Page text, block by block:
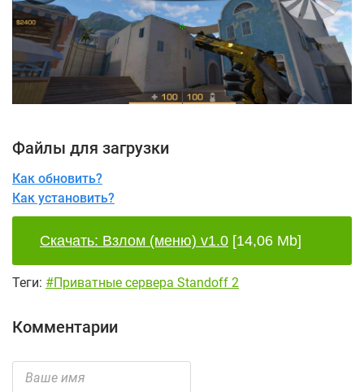
Файлы для загрузки
Как обновить?
Как установить?
Скачать: Взлом (меню) v1.0 [14,06 Mb]
Теги: #Приватные сервера Standoff 2
Комментарии